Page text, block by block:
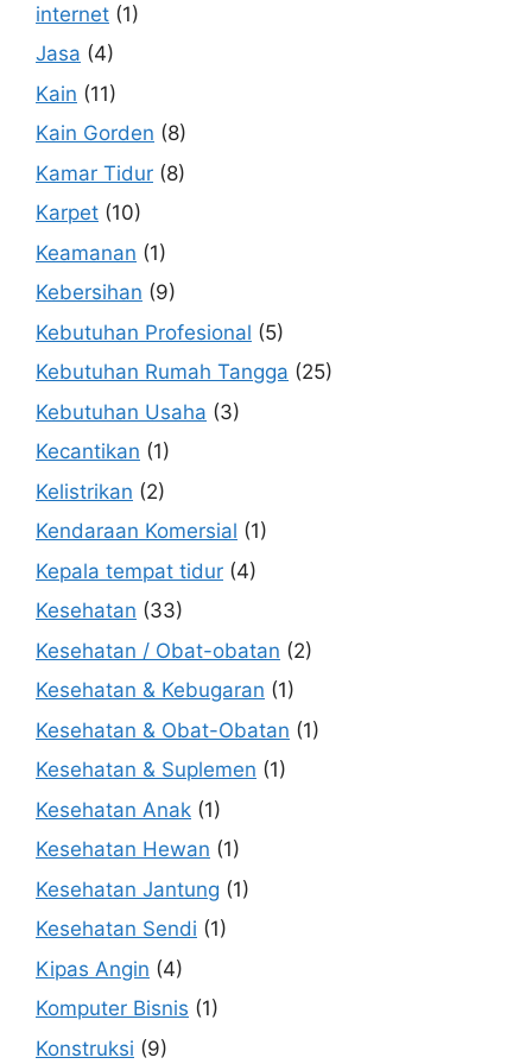
internet (1)
Jasa (4)
Kain (11)
Kain Gorden (8)
Kamar Tidur (8)
Karpet (10)
Keamanan (1)
Kebersihan (9)
Kebutuhan Profesional (5)
Kebutuhan Rumah Tangga (25)
Kebutuhan Usaha (3)
Kecantikan (1)
Kelistrikan (2)
Kendaraan Komersial (1)
Kepala tempat tidur (4)
Kesehatan (33)
Kesehatan / Obat-obatan (2)
Kesehatan & Kebugaran (1)
Kesehatan & Obat-Obatan (1)
Kesehatan & Suplemen (1)
Kesehatan Anak (1)
Kesehatan Hewan (1)
Kesehatan Jantung (1)
Kesehatan Sendi (1)
Kipas Angin (4)
Komputer Bisnis (1)
Konstruksi (9)